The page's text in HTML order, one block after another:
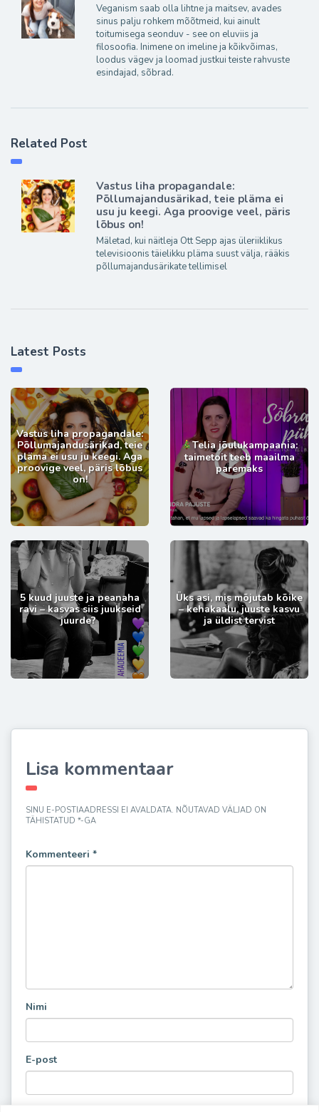
Veganism saab olla lihtne ja maitsev, avades
sinus palju rohkem mõõtmeid, kui ainult
toitumisega seonduv - see on eluviis ja
filosoofia. Inimene on imeline ja kõikvõimas,
loodus vägev ja loomad justkui teiste rahvuste
esindajad, sõbrad.
Related Post
Vastus liha propagandale:
Põllumajandusärikad, teie pläma ei
usu ju keegi. Aga proovige veel, päris
lõbus on!
Mäletad, kui näitleja Ott Sepp ajas üleriiklikus
televisioonis täielikku pläma suust välja, rääkis
põllumajandusärikate tellimisel
Latest Posts
Vastus liha propagandale:
Põllumajandusärikad, teie
pläma ei usu ju keegi. Aga
proovige veel, päris lõbus
on!
Telia jõulukampaania:
taimetoit teeb maailma
paremaks
5 kuud juuste ja peanaha
ravi – kasvas siis juukseid
juurde?
Üks asi, mis mõjutab kõike
– kehakaalu, juuste kasvu
ja üldist tervist
Lisa kommentaar
SINU E-POSTIAADRESSI EI AVALDATA. NÕUTAVAD VÄLJAD ON
TÄHISTATUD *-GA
Kommenteeri *
Nimi
E-post